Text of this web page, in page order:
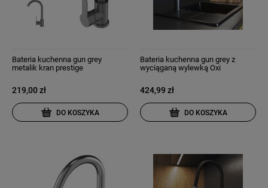
Bateria kuchenna gun grey
metalik kran prestige
219,00 zł
DO KOSZYKA
Bateria kuchenna gun grey z
wyciąganą wylewką Oxi
424,99 zł
DO KOSZYKA